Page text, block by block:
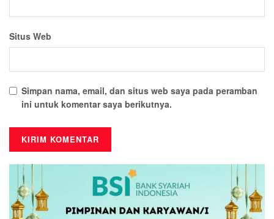
Situs Web
Simpan nama, email, dan situs web saya pada peramban
ini untuk komentar saya berikutnya.